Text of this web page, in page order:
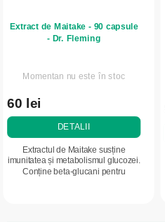
Extract de Maitake - 90 capsule
- Dr. Fleming
Momentan nu este în stoc
60 lei
DETALII
Extractul de Maitake susține
imunitatea și metabolismul glucozei.
Conține beta-glucani pentru